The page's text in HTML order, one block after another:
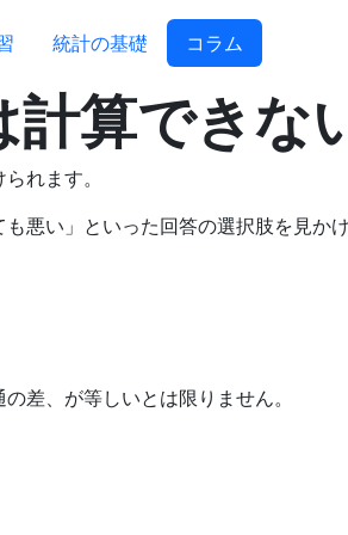
統計の基礎 コラム
算できな
れます。
悪い」といった回答の選択肢を見か
差、が等しいとは限りません。